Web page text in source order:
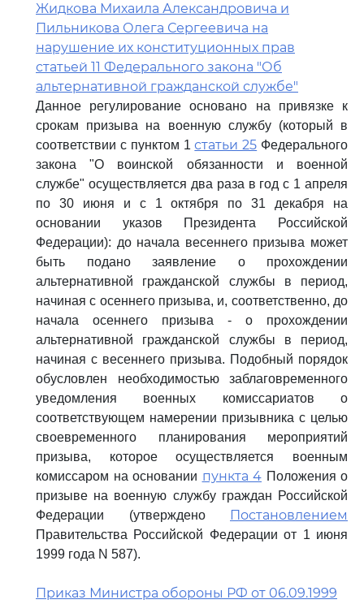
Жидкова Михаила Александровича и
Пильникова Олега Сергеевича на
нарушение их конституционных прав
статьей 11 Федерального закона "Об
альтернативной гражданской службе"
Данное регулирование основано на привязке к
срокам призыва на военную службу (который в
соответствии с пунктом 1статьи 25 Федерального
закона "О воинской обязанности и военной
службе" осуществляется два раза в год с 1 апреля
по 30 июня и с 1 октября по 31 декабря на
основании указов Президента Российской
Федерации): до начала весеннего призыва может
быть подано заявление о прохождении
альтернативной гражданской службы в период,
начиная с осеннего призыва, и, соответственно, до
начала осеннего призыва - о прохождении
альтернативной гражданской службы в период,
начиная с весеннего призыва. Подобный порядок
обусловлен необходимостью заблаговременного
уведомления военных комиссариатов о
соответствующем намерении призывника с целью
своевременного планирования мероприятий
призыва, которое осуществляется военным
комиссаром на основании пункта 4 Положения о
призыве на военную службу граждан Российской
Федерации (утверждено
Постановлением
Правительства Российской Федерации от 1 июня
1999 года N 587).
Приказ Министра обороны РФ от 06.09.1999